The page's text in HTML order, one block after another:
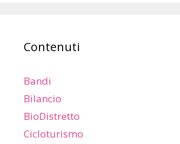
Contenuti
Bandi
Bilancio
BioDistretto
Cicloturismo